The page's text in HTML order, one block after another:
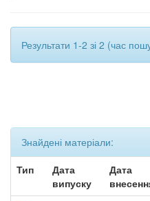
Результати 1-2 зі 2 (час
Знайдені матеріали:
Тип
Дата
випуску
Дата